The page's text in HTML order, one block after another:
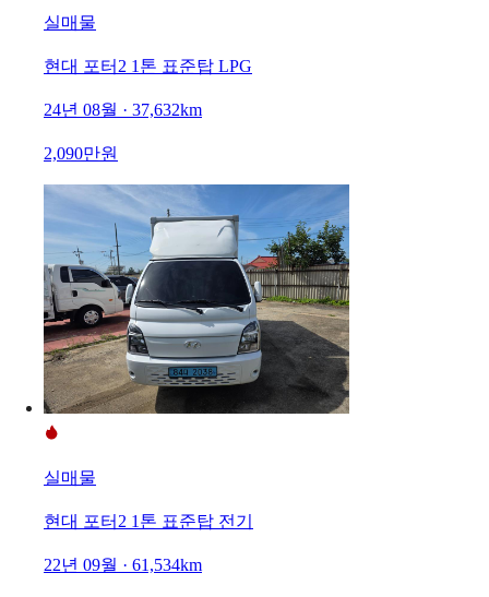
실매물
현대 포터2 1톤 표준탑 LPG
24년 08월 · 37,632km
2,090만원
실매물
현대 포터2 1톤 표준탑 전기
22년 09월 · 61,534km